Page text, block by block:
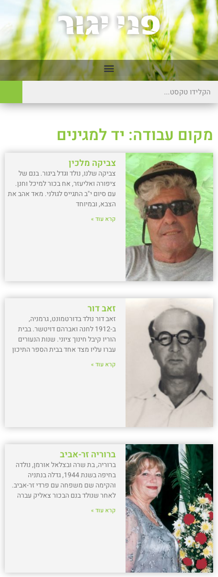
מקום עבודה: יד למגינים
צביקה מלכין
צביקה שלנו, נולד וגדל ביגור. בנם של
ציפורה ואליעזר, אח בכור למיכל וחנן.
עם סיום י"ב התגייס לגולני. מאד אהב את
הצבא, ובמיוחד
קרא עוד »
זאב דור
זאב דור נולד בדורטמונט, גרמניה,
ב-1912 לחנה ואברהם דויטשר. בבית
הוריו קיבל חינוך ציוני. שנות הנעורים
עברו עליו מצד אחד בבית הספר התיכון
קרא עוד »
ברוריה זר-אביב
ברוריה, בת שרה ובצלאל אורמן, נולדה
בחיפה בשנת 1944, גדלה בנתניה
והקימה שם משפחה עם פרדי זר-אביב.
לאחר שנולד בנם הבכור צאליק עברה
קרא עוד »